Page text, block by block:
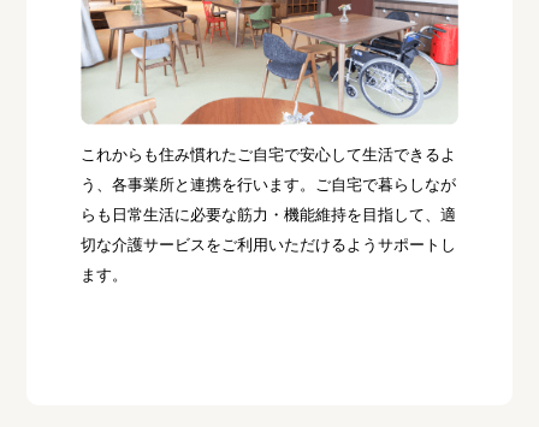
これからも住み慣れたご自宅で安心して生活できるよ
う、各事業所と連携を行います。ご自宅で暮らしなが
らも日常生活に必要な筋力・機能維持を目指して、適
切な介護サービスをご利用いただけるようサポートし
ます。